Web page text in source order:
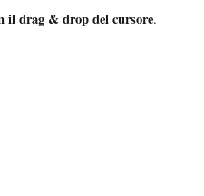
il drag & drop del cursore.